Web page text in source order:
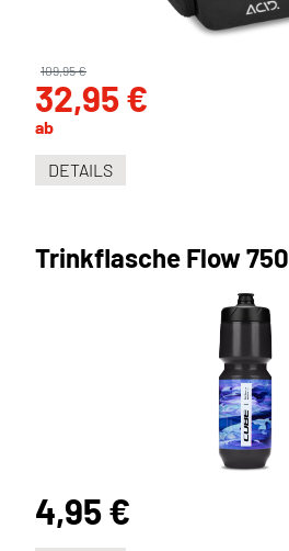
ab
32,95 €
109,95 €
DETAILS
Trinkflasche Flow 750
4,95 €